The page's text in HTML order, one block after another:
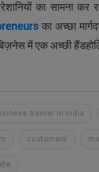
का सामना
का अच्छा
में एक अच्छी
trainer in india
customers